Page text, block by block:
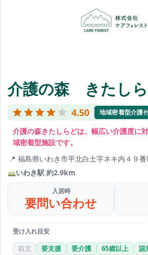
介護の森 きたし
4.50 地域密着型介護
介護の森きたしらどは、幅広い介護度に
域密着型施設です。
福島県いわき市平北白土字ネキ内４９
いわき駅 約2.9km
入居時
要問い合わせ
受け入れ目安
自立 要支援 要介護 65歳以上
認